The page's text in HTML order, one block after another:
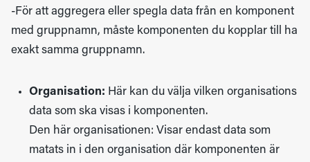
-För att aggregera eller spegla data från en komponent
med gruppnamn, måste komponenten du kopplar till ha
exakt samma gruppnamn.
Organisation: Här kan du välja vilken organisations
data som ska visas i komponenten.
Den här organisationen: Visar endast data som
matats in i den organisation där komponenten är